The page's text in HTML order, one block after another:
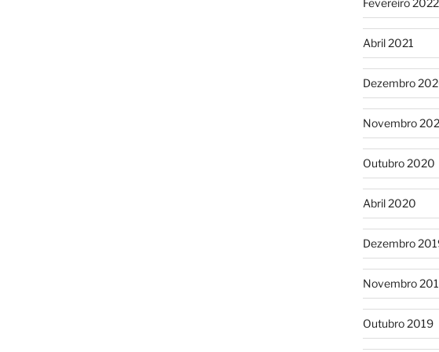
Abril 2021
Dezembro
Novembro
Outubro 2020
Abril 2020
Dezembro
Novembro
Outubro 2019